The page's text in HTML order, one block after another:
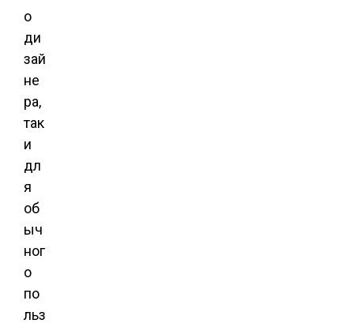
о
ди
зай
не
ра,
так
и
дл
я
об
ыч
ног
о
по
льз